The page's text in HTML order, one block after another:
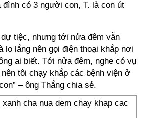
đình có 3 người con, T. là con út
dự tiệc, nhưng tới nửa đêm vẫn
lo lắng nên gọi điện thoại khắp nơi
ai biết. Tới nửa đêm, nghe có vụ
tôi chạy khắp các bệnh viện ở
– ông Thắng chia sẻ.